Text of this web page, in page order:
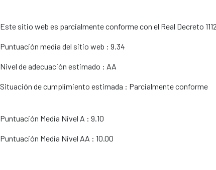
Este sitio web es parcialmente conforme con el Real Decreto
Puntuación media del sitio web : 9.34
Nivel de adecuación estimado : AA
Situación de cumplimiento estimada : Parcialmente conforme
Puntuación Media Nivel A : 9.10
Puntuación Media Nivel AA : 10.00